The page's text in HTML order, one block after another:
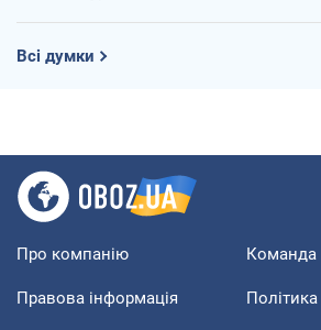
Всі думки
Про компанію Команда
Правова інформація